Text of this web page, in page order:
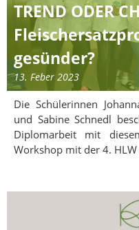
TREND ODER
gesünder?
13. Feber 2023
Die Schülerinnen
und Sabine Schnedl
Diplomarbeit mit
Workshop mit der 4.